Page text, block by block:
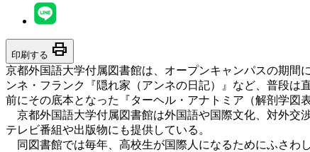
印刷する print
京都外国語大学付属図書館は、オープンキャンパスの期間
ンネ・フランク『隠れ家（アンネの日記）』など、普段は
前にその底本となった『ターヘル・アナトミア（解剖学図
京都外国語大学付属図書館は外国語や国際文化、対外交
テレビ番組や出版物にも提供している。
同図書館では毎年、高校生が国際人になるためにふさわ